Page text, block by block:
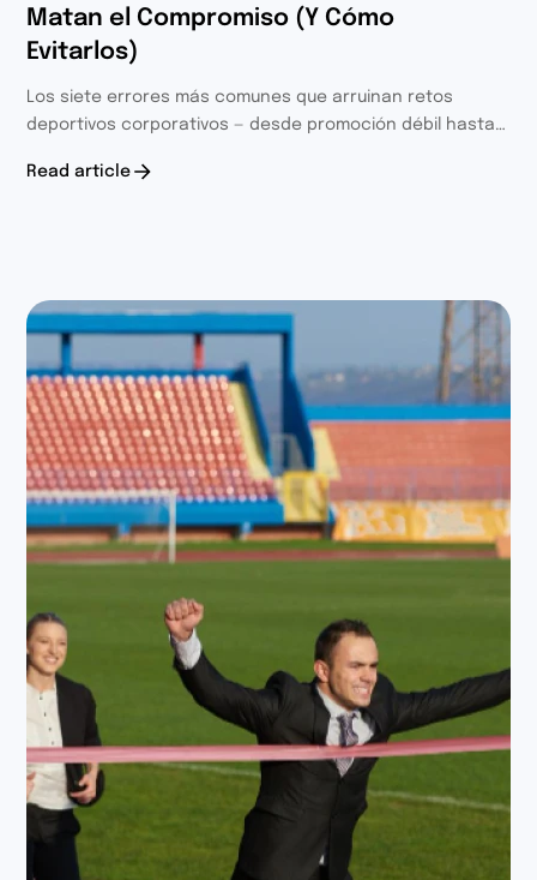
Matan el Compromiso (Y Cómo
Evitarlos)
Los siete errores más comunes que arruinan retos
deportivos corporativos — desde promoción débil hasta
Soluciones prácticas de 8 años y 400+ retos.
Read article